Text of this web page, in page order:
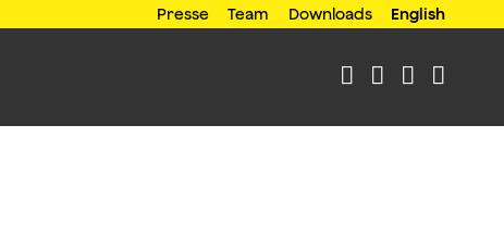
Presse Team Downloads English
   